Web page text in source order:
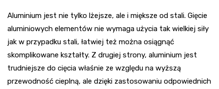
Aluminium jest nie tylko lżejsze, ale i miększe od stali. Gięcie
aluminiowych elementów nie wymaga użycia tak wielkiej siły
jak w przypadku stali, łatwiej też można osiągnąć
skomplikowane kształty. Z drugiej strony, aluminium jest
trudniejsze do cięcia właśnie ze względu na wyższą
przewodność cieplną, ale dzięki zastosowaniu odpowiednich